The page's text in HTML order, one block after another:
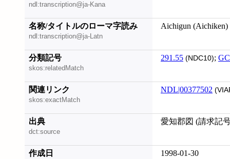
ndl:transcription@ja-Kana
名称/タイトルのローマ字読み
ndl:transcription@ja-Latn
Aichigun (Aichiken)
分類記号
skos:relatedMatch
291.55 (NDC10);
関連リンク
skos:exactMatch
NDL|00377502
出典
dct:source
愛知郡図 (請求記
作成日 1998-01-30